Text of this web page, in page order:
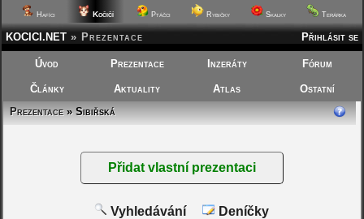
Hafíci Kočičí Ptáčci Rybičky Skalky Terárka
Přihlásit se
KOCICI.NET » Prezentace
Úvod Prezentace Inzeráty Fórum
Články Aktuality Atlas
Ostatní
Prezentace» Sibiřská
Vyhledávání Deníčky